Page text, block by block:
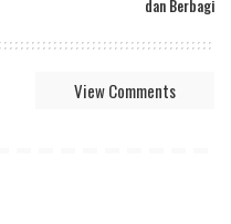
dan Berbagi
View Comments